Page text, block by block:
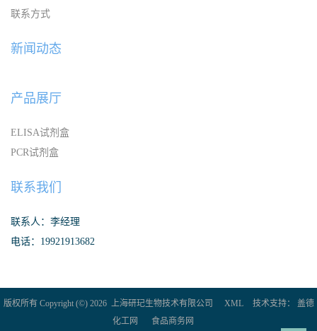
联系方式
新闻动态
产品展厅
ELISA试剂盒
PCR试剂盒
联系我们
联系人：李经理
电话：19921913682
版权所有 Copyright (©) 2026 上海研玘生物技术有限公司 XML 技术支持：
盖德
化工网
食品商务网